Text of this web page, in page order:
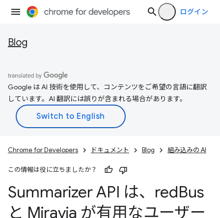
ログイン
Blog
Google は AI 技術を使用して、コンテンツをご希望の言語に翻訳
しています。AI 翻訳には誤りが含まれる場合があります。
Chrome for Developers ドキュメント Blog 組み込みの AI
この情報は役に立ちましたか？
Summarizer API は、redBus
と Miravia が有用なユーザー